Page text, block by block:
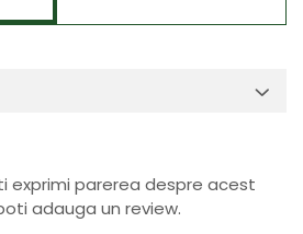
exprimi parerea despre acest
adauga un review.